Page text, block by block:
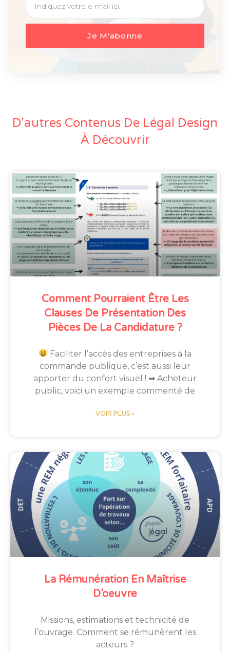
Je M'abonne
D'autres Contenus De Légal Design
À Découvrir
Comment Pourraient Être Les
Clauses De Présentation Des
Pièces De La Candidature ?
Faciliter l’accès des entreprises à la
commande publique, c’est aussi leur
apporter du confort visuel ! ➡ Acheteur
public, voici un exemple commenté de
VOIR PLUS »
La Rémunération En Maîtrise
D’oeuvre
Missions, estimations et technicité de
l’ouvrage. Comment se rémunèrent les
acteurs ?